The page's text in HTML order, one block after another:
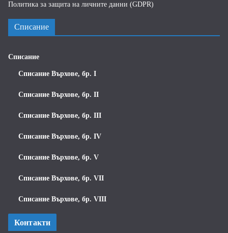
Политика за защита на личните данни (GDPR)
Списание
Списание
Списание Върхове, бр. I
Списание Върхове, бр. II
Списание Върхове, бр. III
Списание Върхове, бр. IV
Списание Върхове, бр. V
Списание Върхове, бр. VII
Списание Върхове, бр. VIII
Контакти